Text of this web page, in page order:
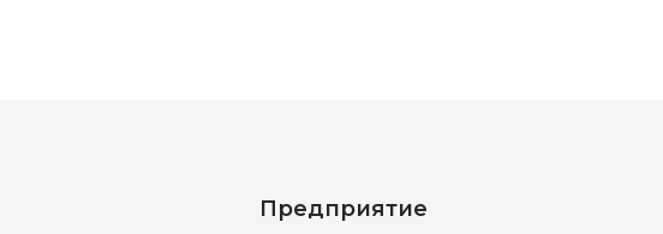
Предприятие